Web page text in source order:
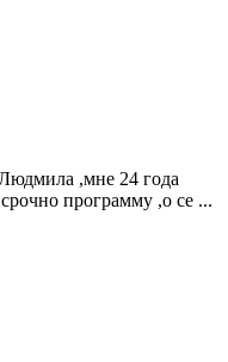
,мне 24 года
программу ,о се ...